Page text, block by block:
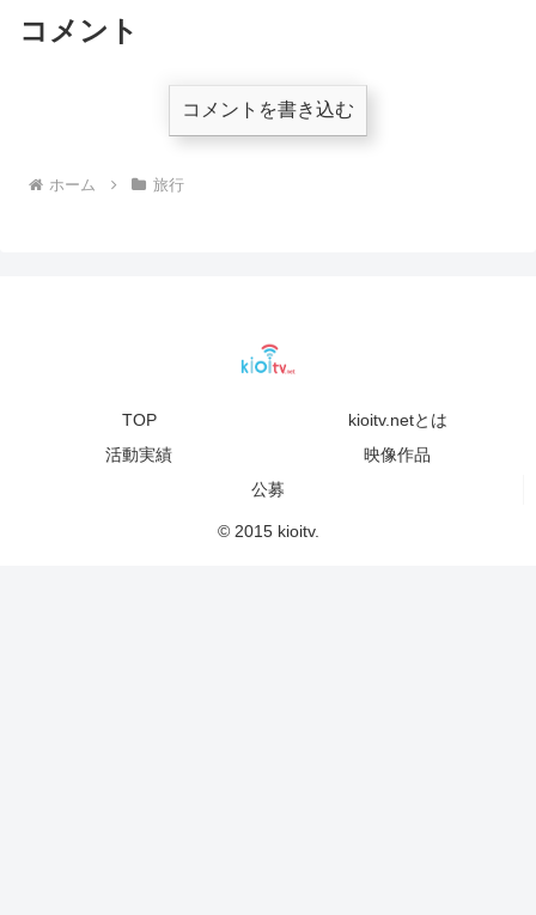
コメント
コメントを書き込む
ホーム 旅行
TOP
kioitv.netとは
活動実績
映像作品
公募
© 2015 kioitv.